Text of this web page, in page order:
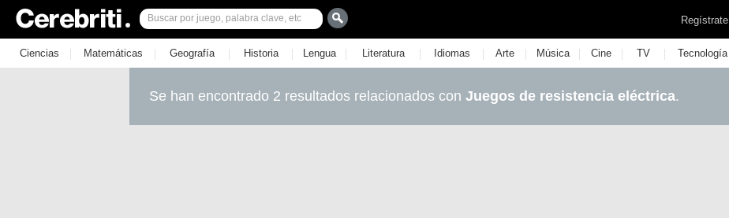
Regístrate
Ciencias | Matemáticas | Geografía | Historia | Lengua | Literatura | Idiomas | Arte | Música | Cine | TV | Tecnología
Se han encontrado 2 resultados relacionados con Juegos de resistencia eléctrica.